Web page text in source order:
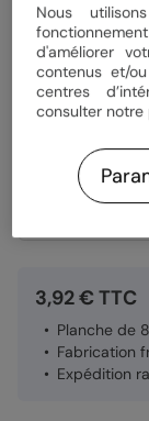
Stickers vœux
Paillette
Format
Quantité
3,92 € TTC
Planche de
Fabrication
Expédition
Nous
d'améliorer
contenus et/
centres
consulter notre